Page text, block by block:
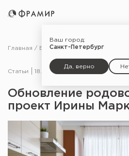
Ваш город:
Санкт-Петербург
Да, верно
Главная Блог Статьи
Статьи 18.02.26
Обновление
проект Ирины